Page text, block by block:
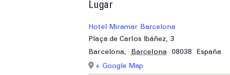
Lugar
Hotel Miramar Barcelona
Plaça de Carlos Ibáñez, 3
Barcelona, Barcelona 08038
España
+ Google Map